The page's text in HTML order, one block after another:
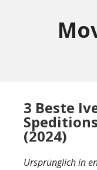
3 Beste
(2024)
Ursprünglich in